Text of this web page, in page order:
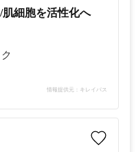
細胞を活性化へ
情報提供元：キレイパス